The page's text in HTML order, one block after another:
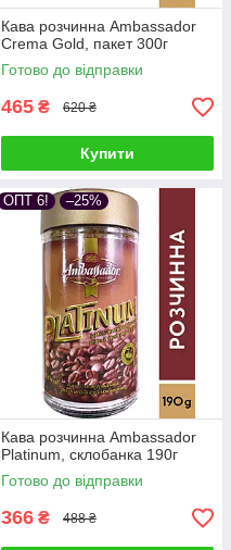
Кава розчинна Ambassador
Crema Gold, пакет 300г
Готово до відправки
465 ₴ 620 ₴
Купити
ОПТ 6! –25%
Кава розчинна Ambassador
Platinum, склобанка 190г
Готово до відправки
366 ₴ 488 ₴